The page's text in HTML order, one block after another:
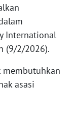
International
(9/2/2026).
membutuhkan
asasi